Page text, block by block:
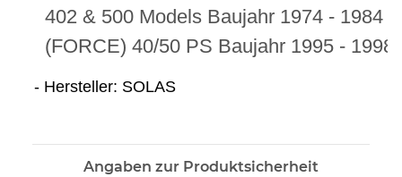
402 & 500 Models Baujahr 1974 - 1984
(FORCE) 40/50 PS Baujahr 1995 -
- Hersteller: SOLAS
Angaben zur Produktsicherheit